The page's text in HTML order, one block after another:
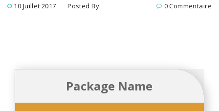
10 Juillet 2017 Posted By: 0 Commentaire
Package Name